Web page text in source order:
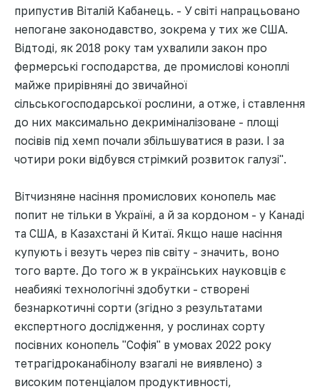
припустив Віталій Кабанець. - У світі напрацьовано
непогане законодавство, зокрема у тих же США.
Відтоді, як 2018 року там ухвалили закон про
фермерські господарства, де промислові коноплі
майже прирівняні до звичайної
сільськогосподарської рослини, а отже, і ставлення
до них максимально декриміналізоване - площі
посівів під хемп почали збільшуватися в рази. І за
чотири роки відбувся стрімкий розвиток галузі".
Вітчизняне насіння промислових конопель має
попит не тільки в Україні, а й за кордоном - у Канаді
та США, в Казахстані й Китаї. Якщо наше насіння
купують і везуть через пів світу - значить, воно
того варте. До того ж в українських науковців є
неабиякі технологічні здобутки - створені
безнаркотичні сорти (згідно з результатами
експертного дослідження, у рослинах сорту
посівних конопель "Софія" в умовах 2022 року
тетрагідроканабінолу взагалі не виявлено) з
високим потенціалом продуктивності,